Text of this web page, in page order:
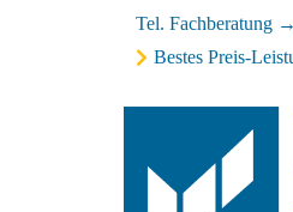
Tel. Fachberatung →
Bestes Preis-